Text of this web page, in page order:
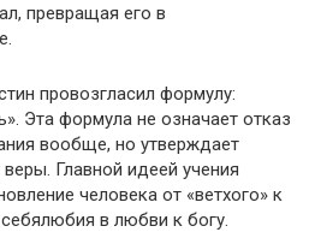
превращая его в
провозгласил формулу:
Эта формула не означает отказ
вообще, но утверждает
Главной идеей учения
человека от «ветхого» к
в любви к богу.